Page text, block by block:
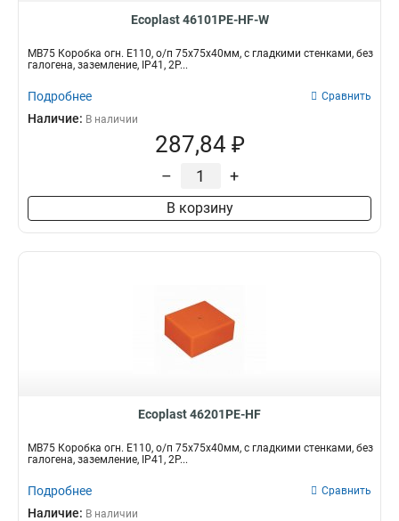
Ecoplast 46101PE-HF-W
MB75 Коробка огн. E110, о/п 75х75х40мм, с гладкими стенками, без
галогена, заземление, IP41, 2P...
Подробнее Сравнить
Наличие: В наличии
287,84 ₽
– +
В корзину
Ecoplast 46201PE-HF
MB75 Коробка огн. E110, о/п 75х75х40мм, с гладкими стенками, без
галогена, заземление, IP41, 2P...
Подробнее Сравнить
Наличие: В наличии